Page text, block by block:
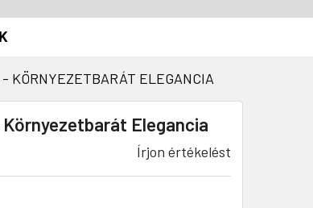
KÖRNYEZETBARÁT ELEGANCIA
Elegancia
Írjon értékelést